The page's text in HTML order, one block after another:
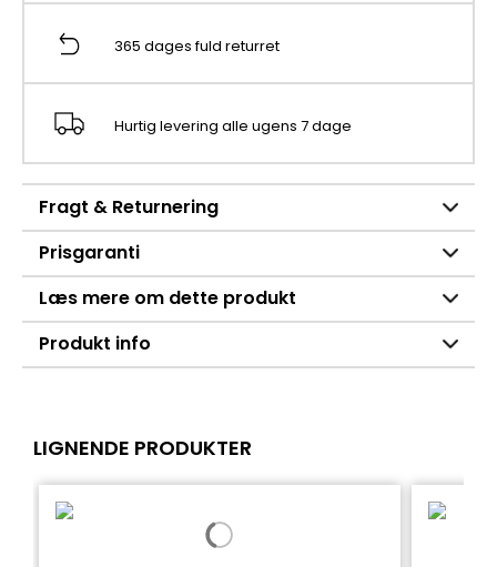
365 dages fuld returret
Hurtig levering alle ugens 7 dage
Fragt & Returnering
Prisgaranti
Læs mere om dette produkt
Produkt info
LIGNENDE PRODUKTER